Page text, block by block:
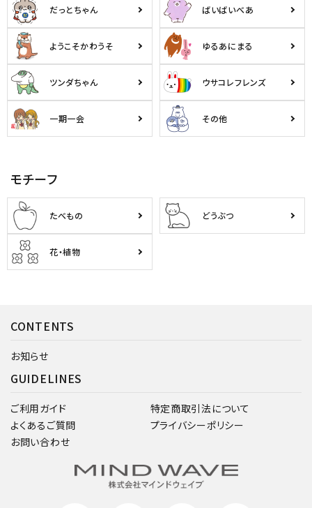
だっとちゃん ばいばいべあ
ようこそかわうそ ゆるあにまる
ツンダちゃん ウサコレフレンズ
一期一会 その他
モチーフ
たべもの どうぶつ
花・植物
CONTENTS
お知らせ
GUIDELINES
ご利用ガイド
よくあるご質問
お問い合わせ
特定商取引法について
プライバシーポリシー